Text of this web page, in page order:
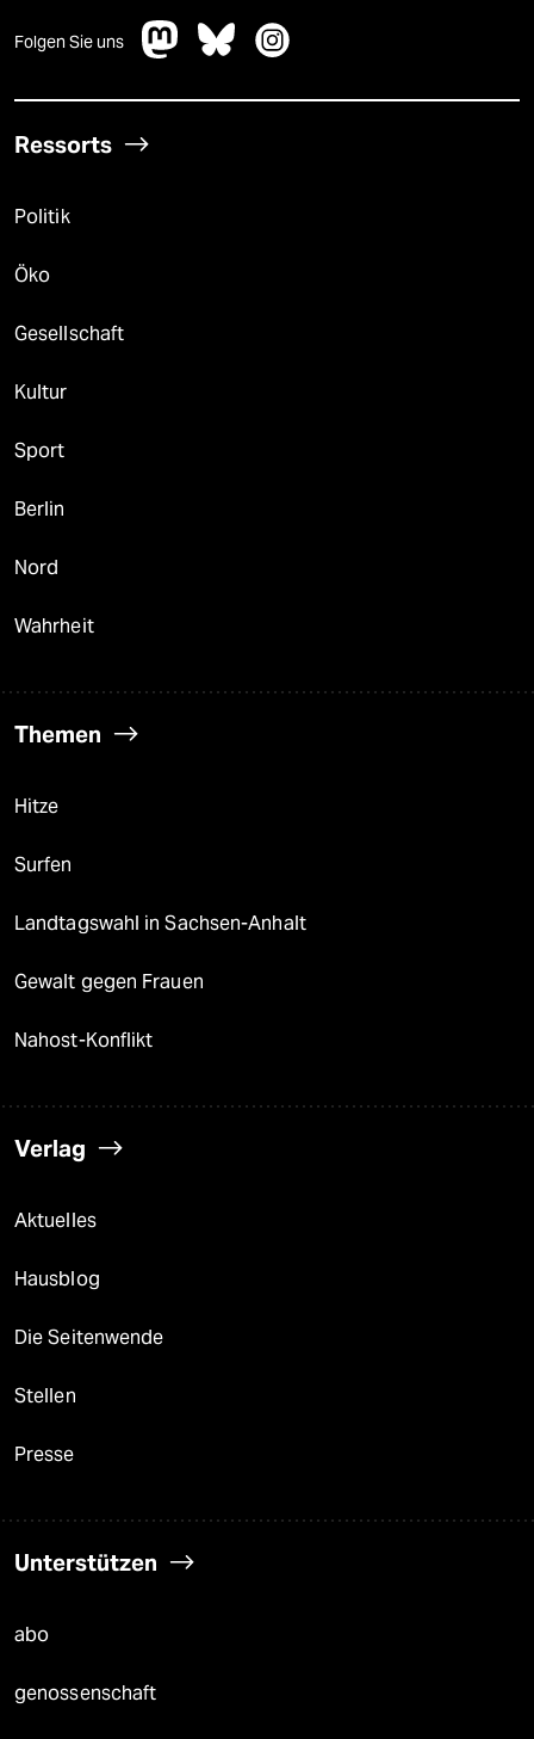
Folgen Sie uns
Ressorts
Politik
Öko
Gesellschaft
Kultur
Sport
Berlin
Nord
Wahrheit
Themen
Hitze
Surfen
Landtagswahl in Sachsen-Anhalt
Gewalt gegen Frauen
Nahost-Konflikt
Verlag
Aktuelles
Hausblog
Die Seitenwende
Stellen
Presse
Unterstützen
abo
genossenschaft